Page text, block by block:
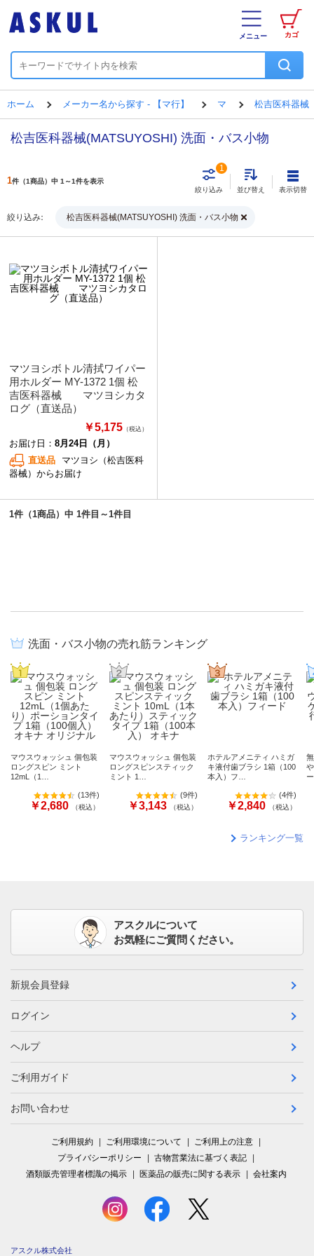
カゴ
メニュー
ホーム メーカー名から探す - 【マ行】 マ 松吉医科器械
松吉医科器械(MATSUYOSHI) 洗面・バス小物
1件（1商品）中 1～1件を表示
絞り込み
1
並び替え 表示切替
絞り込み 松吉医科器械(MATSUYOSHI) 洗面・バス小物
マツヨシボトル清拭ワイパー
用ホルダー MY-1372 1個 松
吉医科器械 マツヨシカタ
ログ（直送品）
￥5,175 （税込）
お届け日： 8月24日（月）
直送品
マツヨシ（松吉医科
器械）からお届け
1件（1商品）中 1件目～1件目
洗面・バス小物の売れ筋ランキング
マウスウォッシュ 個包装
ロングスピン ミント
12mL（1…
(13件)
￥2,680 （税込）
マウスウォッシュ 個包装
ロングスピンスティック
ミント 1…
(9件)
￥3,143 （税込）
ホテルアメニティ ハミガ
キ液付歯ブラシ 1箱（100
本入）フ…
(4件)
￥2,840 （税込）
ランキング一覧
アスクルについて
お気軽にご質問ください。
新規会員登録
ログイン
ヘルプ
ご利用ガイド
お問い合わせ
ご利用規約 ご利用環境について
ご利用上の注意
プライバシーポリシー
古物営業法に基づく表記
酒類販売管理者標識の掲示
医薬品の販売に関する表示 会社案内
アスクル株式会社